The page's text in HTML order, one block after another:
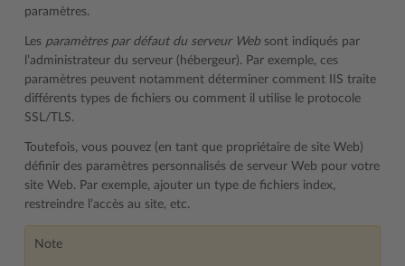
paramètres.
Les paramètres par défaut du serveur Web sont indiqués par
l’administrateur du serveur (hébergeur). Par exemple, ces
paramètres peuvent notamment déterminer comment IIS traite
différents types de fichiers ou comment il utilise le protocole
SSL/TLS.
Toutefois, vous pouvez (en tant que propriétaire de site Web)
définir des paramètres personnalisés de serveur Web pour votre
site Web. Par exemple, ajouter un type de fichiers index,
restreindre l’accès au site, etc.
Note